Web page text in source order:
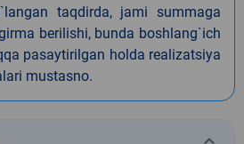
taqdirda, jami summaga
berilishi, bunda boshlang`ich
pasaytirilgan holda realizatsiya
mustasno.